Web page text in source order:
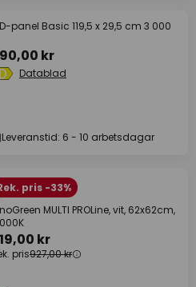
panel Basic 119,5 x 29,5 cm 3 000
kr
Datablad
Leveranstid: 6 - 10 arbetsdagar
pris -33%
MULTI PROLine, vit, 62x62cm,
kr
pris927,00 kr